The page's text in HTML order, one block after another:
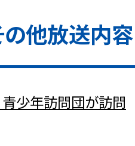
他放送内
少年訪問団が訪問